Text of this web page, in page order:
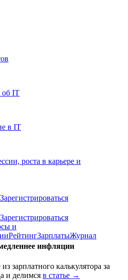
об IT
в IT
роста в карьере и
Зарегистрироваться
Зарегистрироваться
и
РейтингЗарплатыЖурнал
инфляции
зарплатного калькулятора за
и делимся в статье →